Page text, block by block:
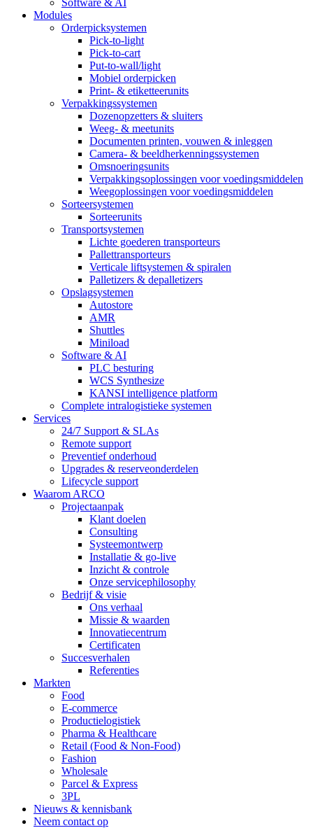
Software & AI
Modules
Orderpicksystemen
Pick-to-light
Pick-to-cart
Put-to-wall/light
Mobiel orderpicken
Print- & etiketteerunits
Verpakkingssystemen
Dozenopzetters & sluiters
Weeg- & meetunits
Documenten printen, vouwen & inleggen
Camera- & beeldherkenningssystemen
Omsnoeringsunits
Verpakkingsoplossingen voor voedingsmiddelen
Weegoplossingen voor voedingsmiddelen
Sorteersystemen
Sorteerunits
Transportsystemen
Lichte goederen transporteurs
Pallettransporteurs
Verticale liftsystemen & spiralen
Palletizers & depalletizers
Opslagsystemen
Autostore
AMR
Shuttles
Miniload
Software & AI
PLC besturing
WCS Synthesize
KANSI intelligence platform
Complete intralogistieke systemen
Services
24/7 Support & SLAs
Remote support
Preventief onderhoud
Upgrades & reserveonderdelen
Lifecycle support
Waarom ARCO
Projectaanpak
Klant doelen
Consulting
Systeemontwerp
Installatie & go-live
Inzicht & controle
Onze servicephilosophy
Bedrijf & visie
Ons verhaal
Missie & waarden
Innovatiecentrum
Certificaten
Succesverhalen
Referenties
Markten
Food
E-commerce
Productielogistiek
Pharma & Healthcare
Retail (Food & Non-Food)
Fashion
Wholesale
Parcel & Express
3PL
Nieuws & kennisbank
Neem contact op